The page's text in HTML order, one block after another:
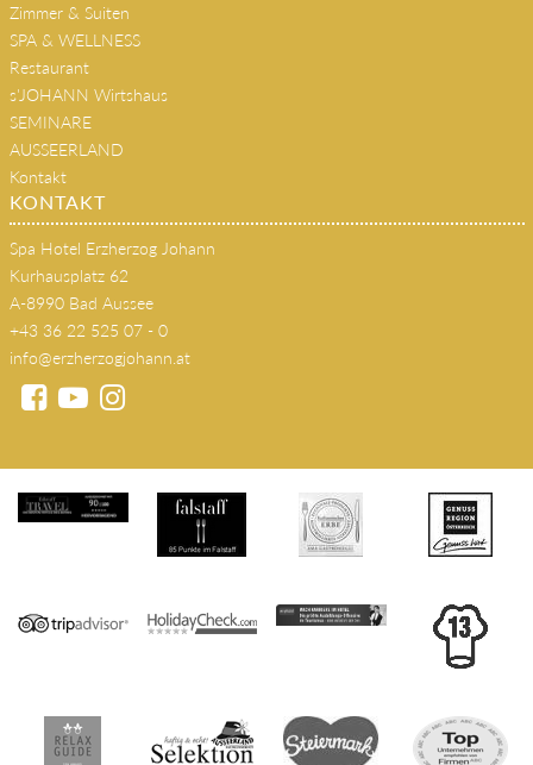
Zimmer & Suiten
SPA & WELLNESS
Restaurant
s'JOHANN Wirtshaus
SEMINARE
AUSSEERLAND
Kontakt
KONTAKT
Spa Hotel Erzherzog Johann
Kurhausplatz 62
A-8990 Bad Aussee
+43 36 22 525 07 - 0
info@erzherzogjohann.at